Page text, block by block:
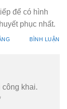
để có hình
phục nhất.
BÌNH LUẬN
khai.